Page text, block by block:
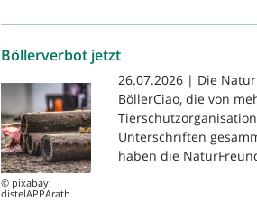
Böllerverbot jetzt
© pixabay:
distelAPPArath
26.07.2026 | Die
BöllerCiao, die von
Unterschriften
haben die